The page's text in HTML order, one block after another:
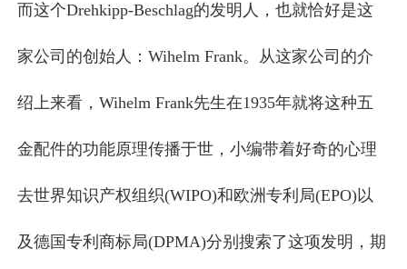
而这个Drehkipp-Beschlag的发明人，也就恰好是这
家公司的创始人：Wihelm Frank。从这家公司的介
绍上来看，Wihelm Frank先生在1935年就将这种五
金配件的功能原理传播于世，小编带着好奇的心理
去世界知识产权组织(WIPO)和欧洲专利局(EPO)以
及德国专利商标局(DPMA)分别搜索了这项发明，期